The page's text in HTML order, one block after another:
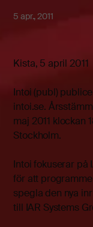
5 apr., 2011
Kista, 5 april 2011
Intoi (publ)
intoi.se.
maj 2011 klockan
Stockholm.
Intoi fokuserar på
för att
spegla den nya
till IAR Systems